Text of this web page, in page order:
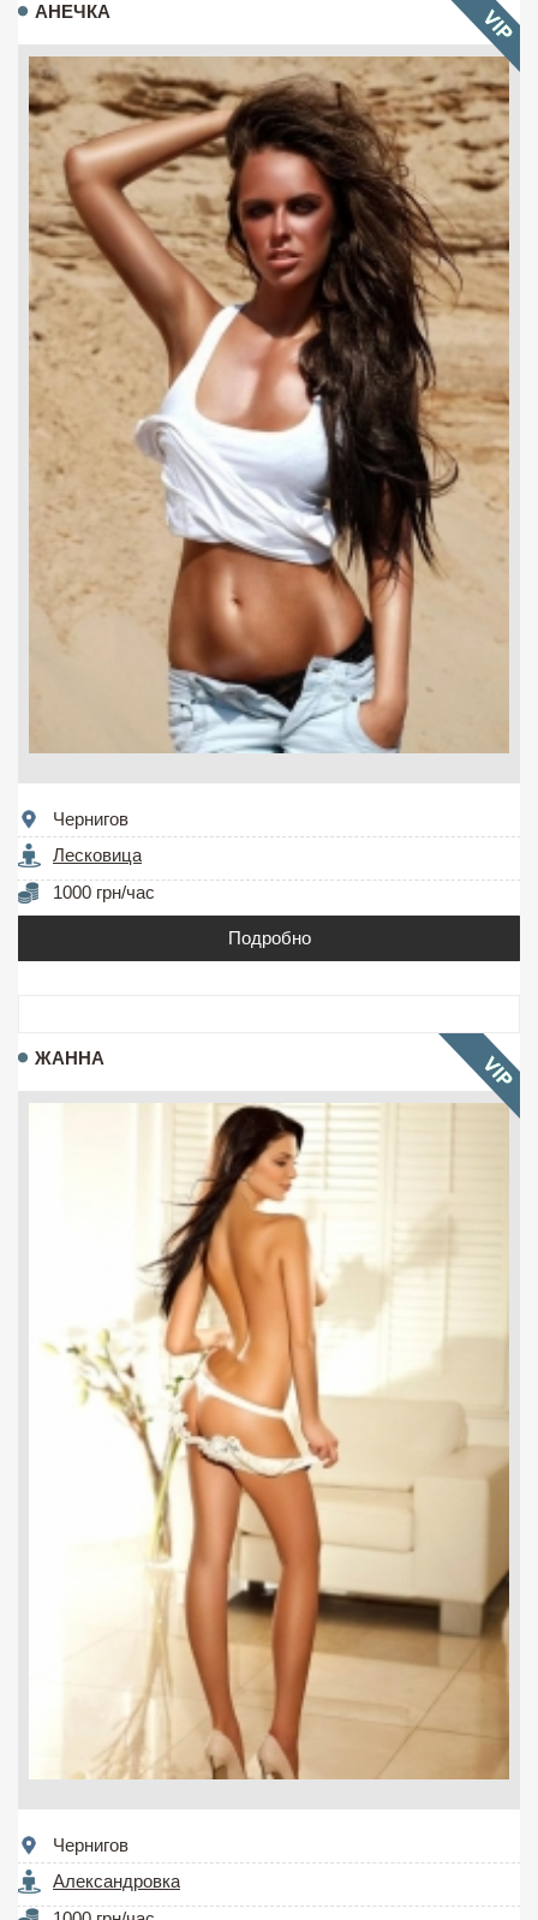
АНЕЧКА
Чернигов
Лесковица
1000 грн/час
Подробно
ЖАННА
Чернигов
Александровка